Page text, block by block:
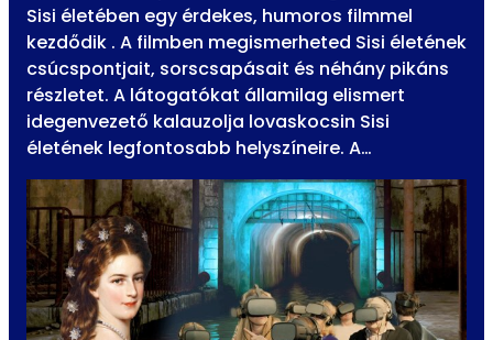
Sisi életében egy érdekes, humoros filmmel
kezdődik . A filmben megismerheted Sisi életének
csúcspontjait, sorscsapásait és néhány pikáns
részletet. A látogatókat államilag elismert
idegenvezető kalauzolja lovaskocsin Sisi
életének legfontosabb helyszíneire. A…